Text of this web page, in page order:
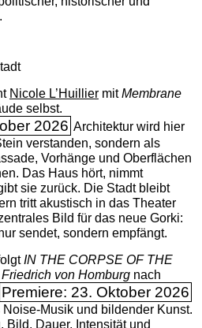
Nicole L’Huilliermit ­Membrane
selbst.
2026 Architektur wird hier
verstanden, sondern als
Vorhänge und Oberflächen
Das Haus hört, nimmt
sie zurück. Die Stadt bleibt
tritt akustisch in das Theater
Bild für das neue Gorki:
sendet, sondern empfängt.
IN THE CORPSE OF THE
von Homburgnach
Premiere: 23. Oktober 2026
Noise-Musik und bildender Kunst.
Bild, Dauer, Intensität und